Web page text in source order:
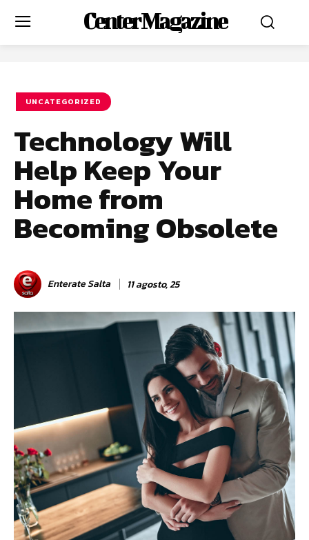
Center Magazine
UNCATEGORIZED
Technology Will
Help Keep Your
Home from
Becoming Obsolete
Enterate Salta 11 agosto, 25